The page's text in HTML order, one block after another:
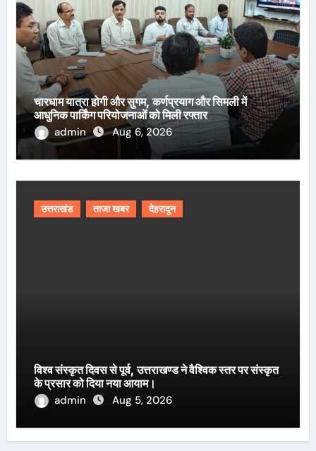
चारधाम यात्रा होगी और सुगम, कर्णप्रयाग और सिमली में
आधुनिक पार्किंग परियोजनाओं को मिली रफ्तार
admin
Aug 6, 2026
उत्तराखंड ताजा खबर देहरादून
विश्व संस्कृत दिवस से पूर्व, उत्तराखण्ड ने वैश्विक स्तर पर संस्कृत
के प्रसार को दिया नया आयाम।
admin
Aug 5, 2026